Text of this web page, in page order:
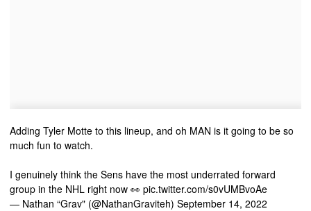
Adding Tyler Motte to this lineup, and oh MAN is it going to be so
much fun to watch.
I genuinely think the Sens have the most underrated forward
group in the NHL right now 👀 pic.twitter.com/s0vUMBvoAe
— Nathan “Grav" (@NathanGraviteh) September 14, 2022